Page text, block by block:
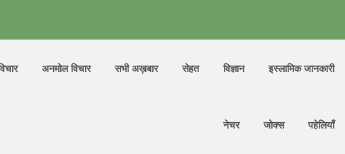
अनमोल विचार सभी अख़बार सेहत विज्ञान इस्लामिक जानकारी
नेचर जोक्स पहेलियाँ